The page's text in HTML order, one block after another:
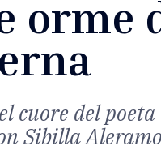
orme
cuore del
Sibilla Aleramo